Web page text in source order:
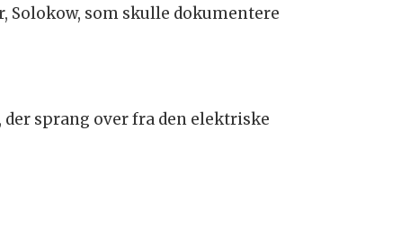
Solokow, som skulle dokumentere
sprang over fra den elektriske